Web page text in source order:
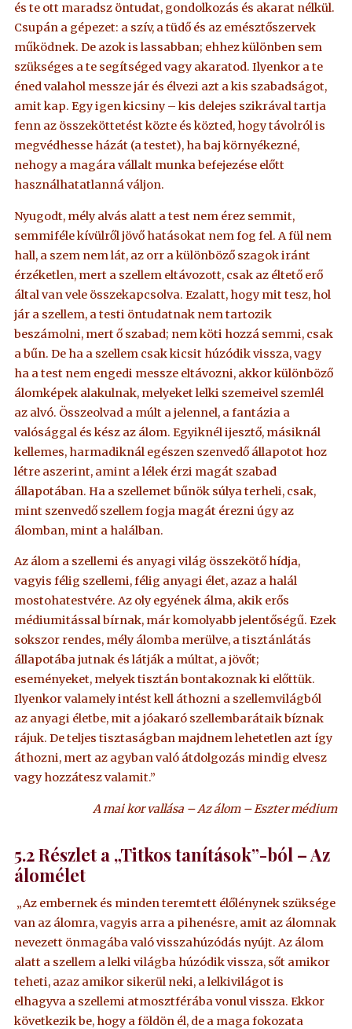
és te ott maradsz öntudat, gondolkozás és akarat nélkül.
Csupán a gépezet: a szív, a tüdő és az emésztőszervek
működnek. De azok is lassabban; ehhez különben sem
szükséges a te segítséged vagy akaratod. Ilyenkor a te
éned valahol messze jár és élvezi azt a kis szabadságot,
amit kap. Egy igen kicsiny – kis delejes szikrával tartja
fenn az összeköttetést közte és közted, hogy távolról is
megvédhesse házát (a testet), ha baj környékezné,
nehogy a magára vállalt munka befejezése előtt
használhatatlanná váljon.
Nyugodt, mély alvás alatt a test nem érez semmit,
semmiféle kívülről jövő hatásokat nem fog fel. A fül nem
hall, a szem nem lát, az orr a különböző szagok iránt
érzéketlen, mert a szellem eltávozott, csak az éltető erő
által van vele összekapcsolva. Ezalatt, hogy mit tesz, hol
jár a szellem, a testi öntudatnak nem tartozik
beszámolni, mert ő szabad; nem köti hozzá semmi, csak
a bűn. De ha a szellem csak kicsit húzódik vissza, vagy
ha a test nem engedi messze eltávozni, akkor különböző
álomképek alakulnak, melyeket lelki szemeivel szemlél
az alvó. Összeolvad a múlt a jelennel, a fantázia a
valósággal és kész az álom. Egyiknél ijesztő, másiknál
kellemes, harmadiknál egészen szenvedő állapotot hoz
létre aszerint, amint a lélek érzi magát szabad
állapotában. Ha a szellemet bűnök súlya terheli, csak,
mint szenvedő szellem fogja magát érezni úgy az
álomban, mint a halálban.
Az álom a szellemi és anyagi világ összekötő hídja,
vagyis félig szellemi, félig anyagi élet, azaz a halál
mostohatestvére. Az oly egyének álma, akik erős
médiumitással bírnak, már komolyabb jelentőségű. Ezek
sokszor rendes, mély álomba merülve, a tisztánlátás
állapotába jutnak és látják a múltat, a jövőt;
eseményeket, melyek tisztán bontakoznak ki előttük.
Ilyenkor valamely intést kell áthozni a szellemvilágból
az anyagi életbe, mit a jóakaró szellembarátaik bíznak
rájuk. De teljes tisztaságban majdnem lehetetlen azt így
áthozni, mert az agyban való átdolgozás mindig elvesz
vagy hozzátesz valamit.”
A mai kor vallása – Az álom – Eszter médium
5.2Részlet a „Titkos tanítások”-ból – Az
álomélet
„Az embernek és minden teremtett élőlénynek szüksége
van az álomra, vagyis arra a pihenésre, amit az álomnak
nevezett önmagába való visszahúzódás nyújt. Az álom
alatt a szellem a lelki világba húzódik vissza, sőt amikor
teheti, azaz amikor sikerül neki, a lelkivilágot is
elhagyva a szellemi atmosztférába vonul vissza. Ekkor
következik be, hogy a földön él, de a maga fokozata